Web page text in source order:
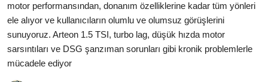
Sigorta & Kasko
Vergi & ÖTV & MTV
Muayene & Ruhsat
motor performansından, donanım özelliklerine kadar tüm yönleri
ele alıyor ve kullanıcıların olumlu ve olumsuz görüşlerini
sunuyoruz. Arteon 1.5 TSI, turbo lag, düşük hızda motor
sarsıntıları ve DSG şanzıman sorunları gibi kronik problemlerle
mücadele ediyor